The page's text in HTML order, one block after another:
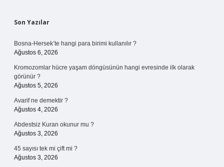
Sidebar
Son Yazılar
Bosna-Hersek’te hangi para birimi kullanılır ?
Ağustos 6, 2026
Kromozomlar hücre yaşam döngüsünün hangi evresinde ilk olarak
görünür ?
Ağustos 5, 2026
Avarif ne demektir ?
Ağustos 4, 2026
Abdestsiz Kuran okunur mu ?
Ağustos 3, 2026
45 sayısı tek mi çift mi ?
Ağustos 3, 2026